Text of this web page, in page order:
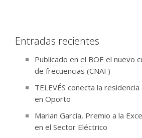
Entradas recientes
Publicado en el BOE el nuevo
de frecuencias (CNAF)
TELEVÉS conecta la
en Oporto
Marian García, Premio a la
en el Sector Eléctrico